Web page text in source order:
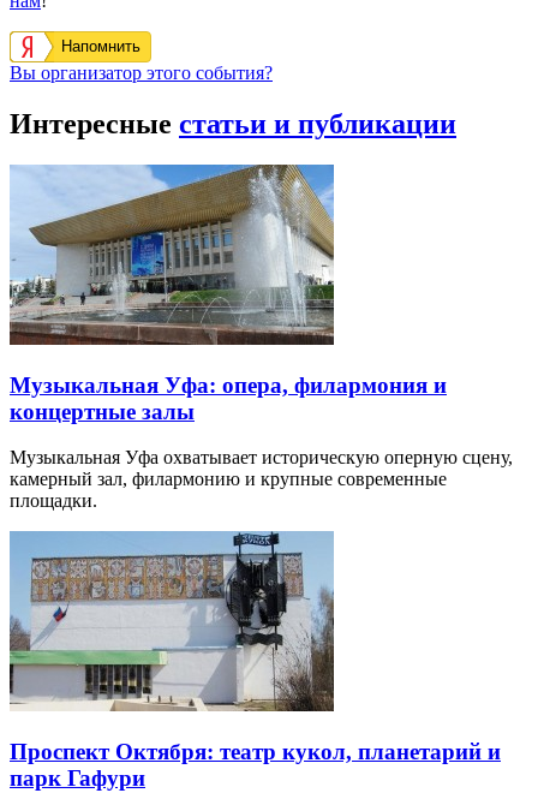
Напомнить
Вы организатор этого события?
Интересные статьи и публикации
Музыкальная Уфа: опера, филармония и
концертные залы
Музыкальная Уфа охватывает историческую оперную сцену,
камерный зал, филармонию и крупные современные
площадки.
Проспект Октября: театр кукол, планетарий и
парк Гафури